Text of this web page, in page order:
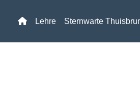
Lehre Sternwarte